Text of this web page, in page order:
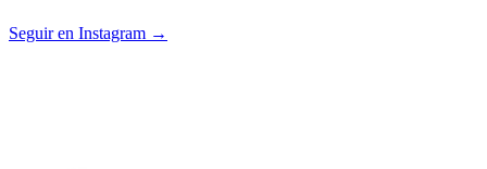
Seguir en Instagram →